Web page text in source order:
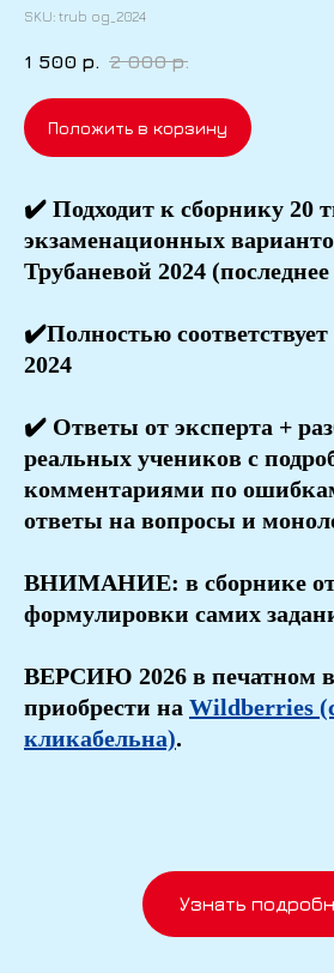
SKU: trub og_2024
1 500 р. 2 000 р.
Положить в корзину
✔️ Подходит к сборнику 20
экзаменационных
Трубаневой 2024
✔️Полностью
2024
✔️ Ответы от эксперта +
реальных учеников с
комментариями по
ответы на вопросы и
ВНИМАНИЕ: в сборнике
формулировки самих
ВЕРСИЮ 2026 в печатном
приобрести на Wildberries
кликабельна).
Узнать